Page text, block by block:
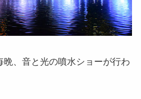
晩、音と光の噴水ショーが行わ